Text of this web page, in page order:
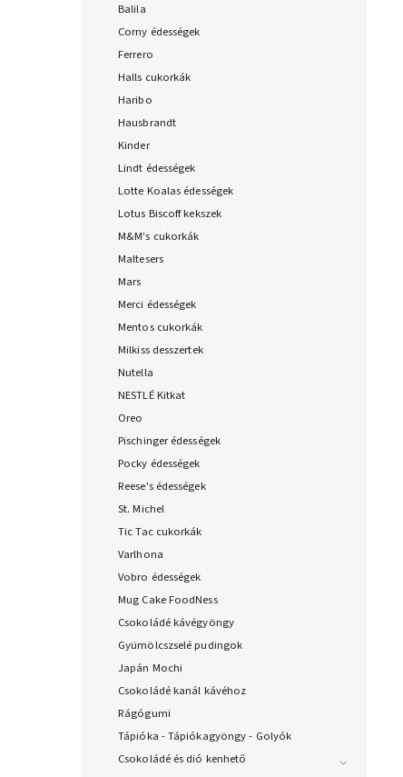
Balila
Corny édességek
Ferrero
Halls cukorkák
Haribo
Hausbrandt
Kinder
Lindt édességek
Lotte Koalas édességek
Lotus Biscoff kekszek
M&M's cukorkák
Maltesers
Mars
Merci édességek
Mentos cukorkák
Milkiss desszertek
Nutella
NESTLÉ Kitkat
Oreo
Pischinger édességek
Pocky édességek
Reese's édességek
St. Michel
Tic Tac cukorkák
Varlhona
Vobro édességek
Mug Cake FoodNess
Csokoládé kávégyöngy
Gyümölcszselé pudingok
Japán Mochi
Csokoládé kanál kávéhoz
Rágógumi
Tápióka - Tápiókagyöngy - Golyók
Csokoládé és dió kenhető